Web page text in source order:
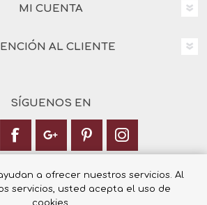
MI CUENTA
AL CLIENTE
SÍGUENOS EN
Calle Italia 6, 03003 Alicante
+34 965 12 23 55
a ofrecer nuestros servicios. Al
servicios, usted acepta el uso de
cookies.